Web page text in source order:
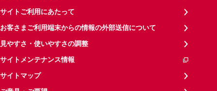
サイトご利用にあたって
お客さまご利用端末からの情報の外部送信について
見やすさ・使いやすさの調整
サイトメンテナンス情報
サイトマップ